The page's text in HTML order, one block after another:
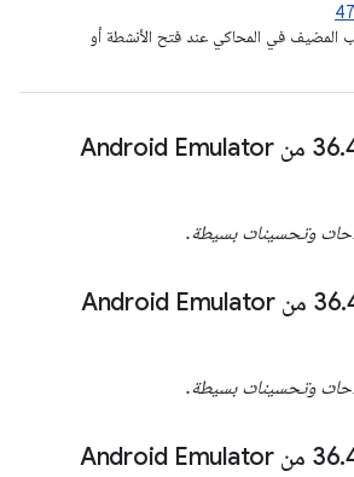
المضيف في المحاكي عند فتح الأنشطة أو
.
وتحسينات بسيطة.
.
وتحسينات بسيطة.
.